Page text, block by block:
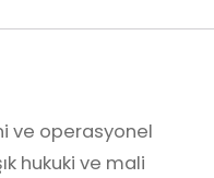
ve operasyonel
hukuki ve mali